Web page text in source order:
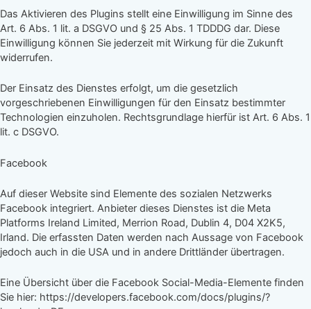
Das Aktivieren des Plugins stellt eine Einwilligung im Sinne des
Art. 6 Abs. 1 lit. a DSGVO und § 25 Abs. 1 TDDDG dar. Diese
Einwilligung können Sie jederzeit mit Wirkung für die Zukunft
widerrufen.
Der Einsatz des Dienstes erfolgt, um die gesetzlich
vorgeschriebenen Einwilligungen für den Einsatz bestimmter
Technologien einzuholen. Rechtsgrundlage hierfür ist Art. 6 Abs. 1
lit. c DSGVO.
Facebook
Auf dieser Website sind Elemente des sozialen Netzwerks
Facebook integriert. Anbieter dieses Dienstes ist die Meta
Platforms Ireland Limited, Merrion Road, Dublin 4, D04 X2K5,
Irland. Die erfassten Daten werden nach Aussage von Facebook
jedoch auch in die USA und in andere Drittländer übertragen.
Eine Übersicht über die Facebook Social-Media-Elemente finden
Sie hier: https://developers.facebook.com/docs/plugins/?